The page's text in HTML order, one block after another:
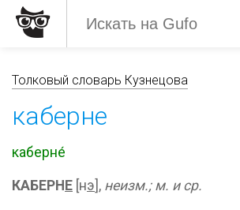
Толковый словарь Кузнецова
каберне
каберне́
КАБЕРН Е [нэ ], неизм.; м. и ср.